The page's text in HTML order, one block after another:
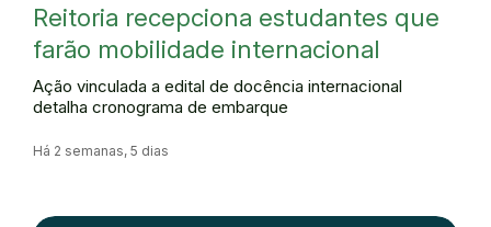
Reitoria recepciona estudantes que
farão mobilidade internacional
Ação vinculada a edital de docência internacional
detalha cronograma de embarque
Há 2 semanas, 5 dias